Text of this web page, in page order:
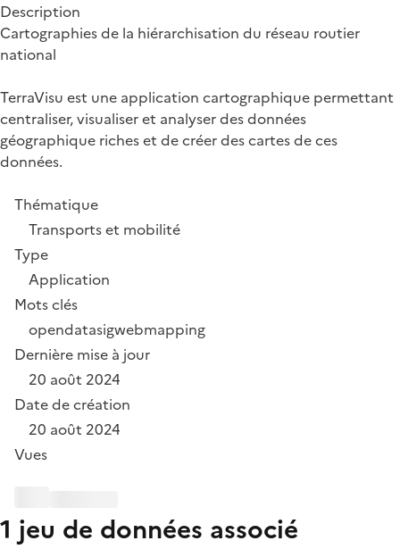
Description
Cartographies de la hiérarchisation du réseau routier
national
TerraVisu est une application cartographique permettant
centraliser, visualiser et analyser des données
géographique riches et de créer des cartes de ces
données.
Thématique
Transports et mobilité
Type
Application
Mots clés
opendatasigwebmapping
Dernière mise à jour
20 août 2024
Date de création
20 août 2024
Vues
1 jeu de données associé